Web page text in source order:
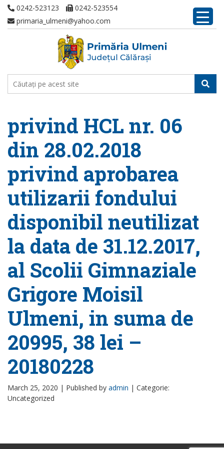
0242-523123
0242-523554
primaria_ulmeni@yahoo.com
privind HCL nr. 06
din 28.02.2018
privind aprobarea
utilizarii fondului
disponibil neutilizat
la data de 31.12.2017,
al Scolii Gimnaziale
Grigore Moisil
Ulmeni, in suma de
20995, 38 lei –
20180228
March 25, 2020 | Published by admin | Categorie:
Uncategorized